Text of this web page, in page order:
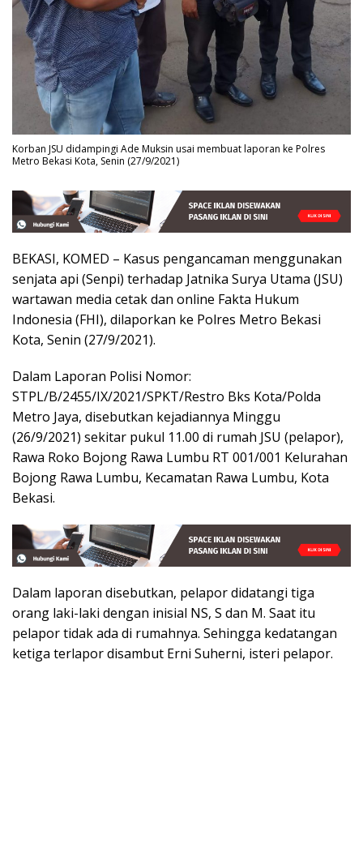
Korban JSU didampingi Ade Muksin usai membuat laporan ke Polres
Metro Bekasi Kota, Senin (27/9/2021)
BEKASI, KOMED – Kasus pengancaman menggunakan
senjata api (Senpi) terhadap Jatnika Surya Utama (JSU)
wartawan media cetak dan online Fakta Hukum
Indonesia (FHI), dilaporkan ke Polres Metro Bekasi
Kota, Senin (27/9/2021).
Dalam Laporan Polisi Nomor:
STPL/B/2455/IX/2021/SPKT/Restro Bks Kota/Polda
Metro Jaya, disebutkan kejadiannya Minggu
(26/9/2021) sekitar pukul 11.00 di rumah JSU (pelapor),
Rawa Roko Bojong Rawa Lumbu RT 001/001 Kelurahan
Bojong Rawa Lumbu, Kecamatan Rawa Lumbu, Kota
Bekasi.
Dalam laporan disebutkan, pelapor didatangi tiga
orang laki-laki dengan inisial NS, S dan M. Saat itu
pelapor tidak ada di rumahnya. Sehingga kedatangan
ketiga terlapor disambut Erni Suherni, isteri pelapor.